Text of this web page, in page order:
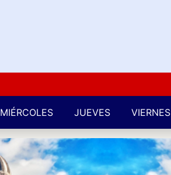
MIÉRCOLES JUEVES VIERNES